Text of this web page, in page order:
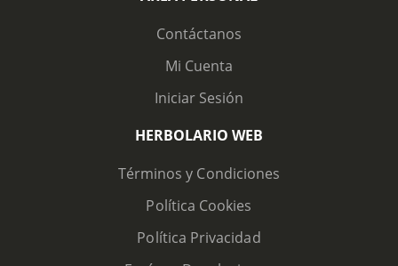
Contáctanos
Mi Cuenta
Iniciar Sesión
HERBOLARIO WEB
Términos y Condiciones
Política Cookies
Política Privacidad